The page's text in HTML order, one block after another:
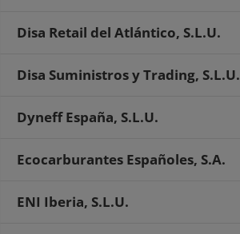
Disa Retail del Atlántico, S.L.U.
Disa Suministros y Trading, S.L.U.
Dyneff España, S.L.U.
Ecocarburantes Españoles, S.A.
ENI Iberia, S.L.U.